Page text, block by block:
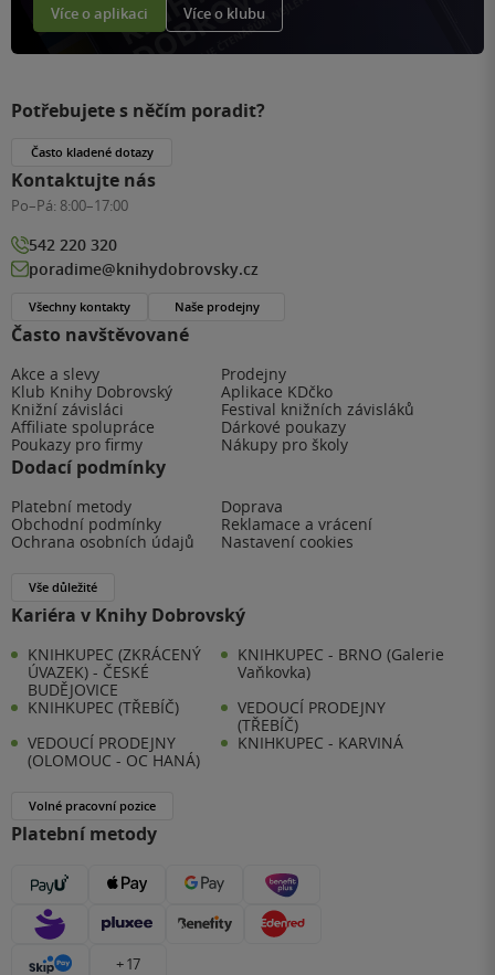
Více o aplikaci Více o klubu
Často navštěvované
Akce a slevy
Prodejny
Klub Knihy Dobrovský
Aplikace KDčko
Knižní závisláci
Festival knižních závisláků
Affiliate spolupráce
Dárkové poukazy
Poukazy pro firmy
Nákupy pro školy
Dodací podmínky
Platební metody
Doprava
Obchodní podmínky
Reklamace a vrácení
Ochrana osobních údajů
Nastavení cookies
Vše důležité
Kariéra v Knihy Dobrovský
KNIHKUPEC (ZKRÁCENÝ
ÚVAZEK) - ČESKÉ
BUDĚJOVICE
KNIHKUPEC - BRNO (Galerie
Vaňkovka)
KNIHKUPEC (TŘEBÍČ)
VEDOUCÍ PRODEJNY
(TŘEBÍČ)
VEDOUCÍ PRODEJNY
(OLOMOUC - OC HANÁ)
KNIHKUPEC - KARVINÁ
Volné pracovní pozice
Platební metody
+ 17
Potřebujete s něčím poradit?
Často kladené dotazy
Kontaktujte nás
Po–Pá: 8:00–17:00
542 220 320
poradime@knihydobrovsky.cz
Všechny kontakty Naše prodejny